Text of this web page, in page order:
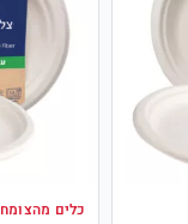
כלים מהצומח